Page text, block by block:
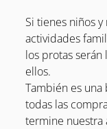
Si tienes niños
actividades
los protas
ellos.
También es
todas las
termine nuestra